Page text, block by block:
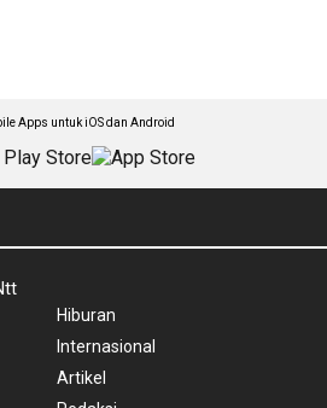
Apps untuk iOS dan Android
Hiburan
Internasional
Artikel